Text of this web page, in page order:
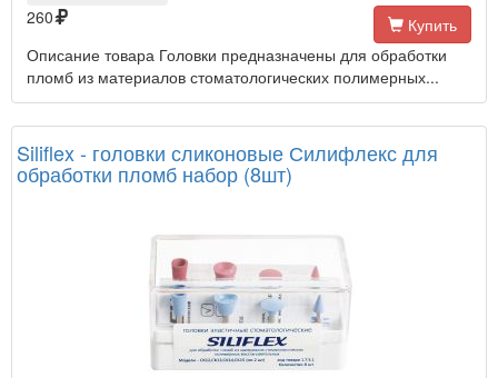
260
Купить
Описание товара Головки предназначены для обработки
пломб из материалов стоматологических полимерных...
Siliflex - головки сликоновые Силифлекс для
обработки пломб набор (8шт)